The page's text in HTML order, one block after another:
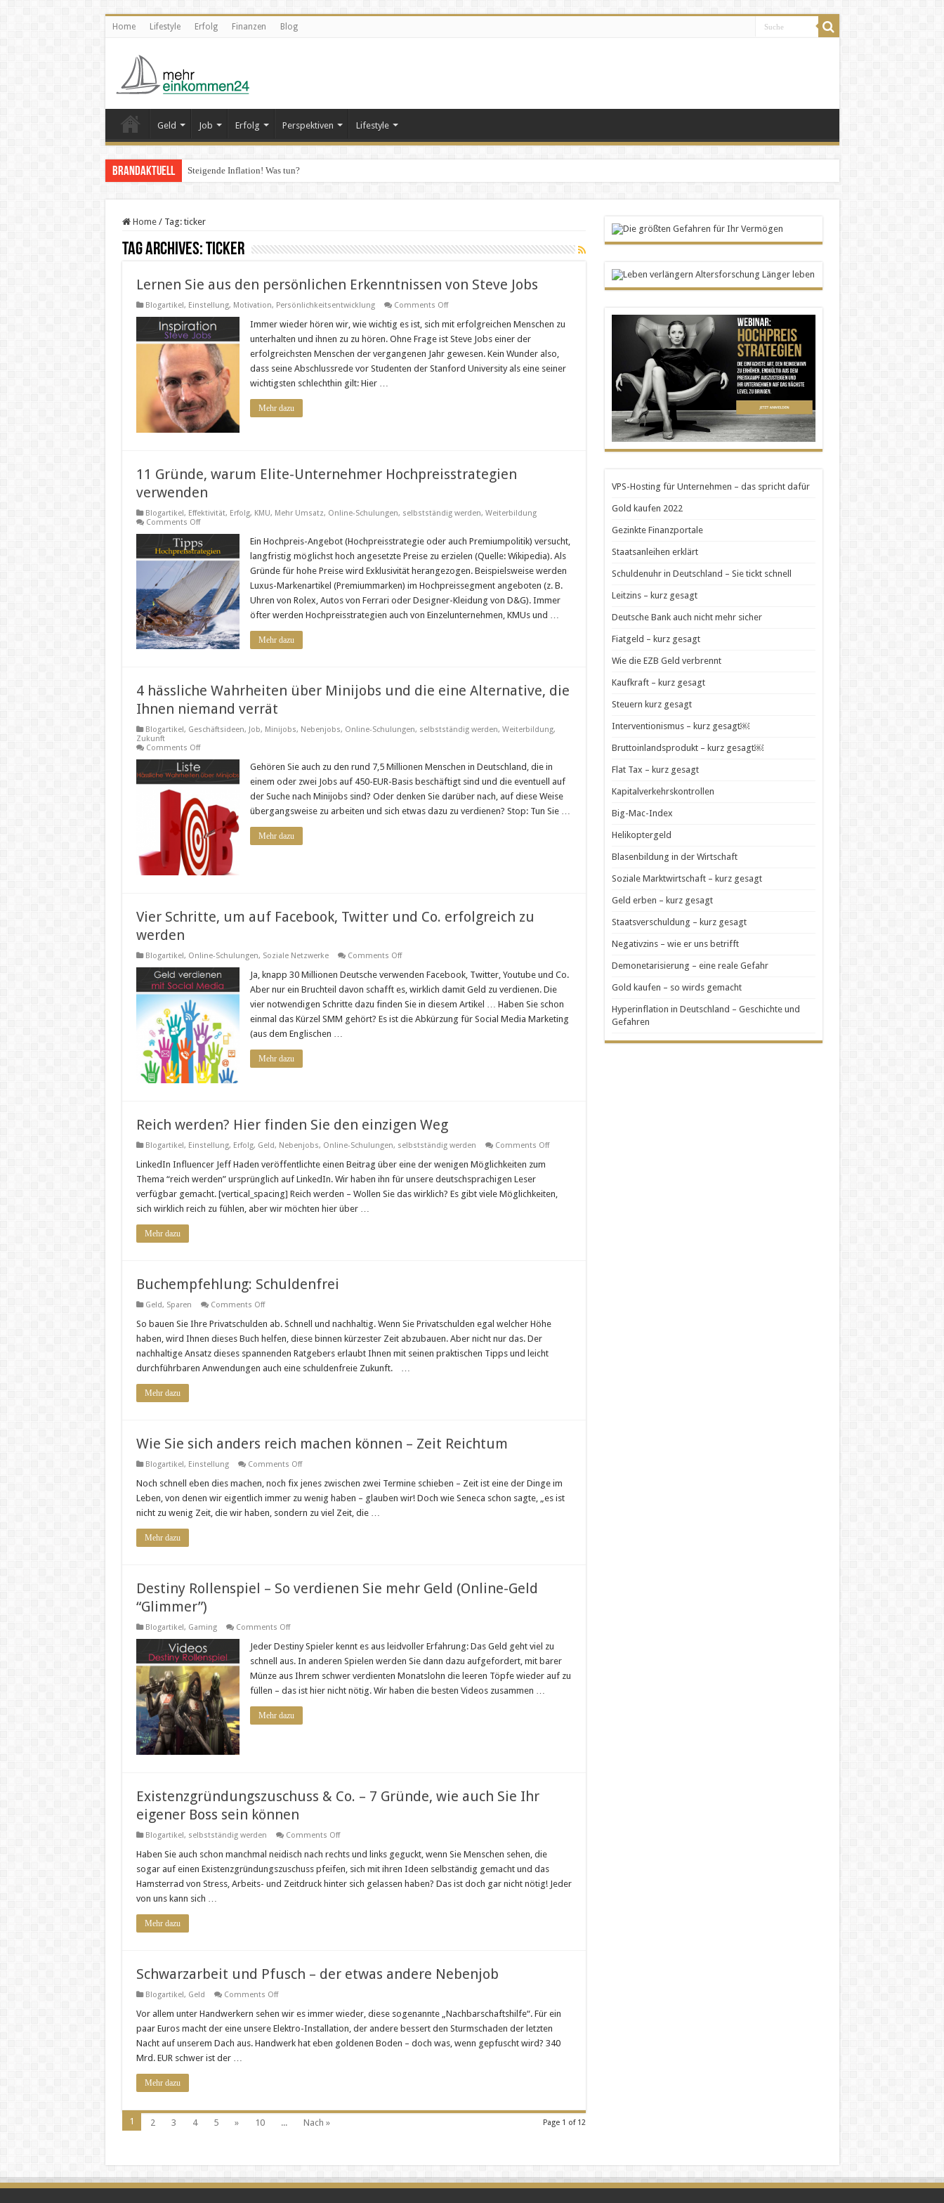
Home Lifestyle Erfolg Finanzen Blog
Geld Job Erfolg Perspektiven Lifestyle
Brandaktuell Steigende Inflation! Was tun?
Home / Tag: ticker
Tag Archives:ticker
Lernen Sie aus den persönlichen Erkenntnissen von Steve Jobs
Blogartikel, Einstellung, Motivation, Persönlichkeitsentwicklung Comments Offon
Sie
den
persönlichen
Erkenntnissen
von
Immer wieder hören wir, wie wichtig es ist, sich mit erfolgreichen Menschen zu
unterhalten und ihnen zu zu hören. Ohne Frage ist Steve Jobs einer der
erfolgreichsten Menschen der vergangenen Jahr gewesen. Kein Wunder also,
dass seine Abschlussrede vor Studenten der Stanford University als eine seiner
wichtigsten schlechthin gilt: Hier …
Mehr dazu
11 Gründe, warum Elite-Unternehmer Hochpreisstrategien
verwenden
Blogartikel, Effektivität, Erfolg, KMU, Mehr Umsatz, Online-Schulungen, selbstständig werden, Weiterbildung
Comments Offon
Gründe,
warum
Elite-
Unternehmer
Hochpreisstrategien
verwenden
Ein Hochpreis-Angebot (Hochpreisstrategie oder auch Premiumpolitik) versucht,
langfristig möglichst hoch angesetzte Preise zu erzielen (Quelle: Wikipedia). Als
Gründe für hohe Preise wird Exklusivität herangezogen. Beispielsweise werden
Luxus-Markenartikel (Premiummarken) im Hochpreissegment angeboten (z. B.
Uhren von Rolex, Autos von Ferrari oder Designer-Kleidung von D&G). Immer
öfter werden Hochpreisstrategien auch von Einzelunternehmen, KMUs und …
Mehr dazu
4 hässliche Wahrheiten über Minijobs und die eine Alternative, die
Ihnen niemand verrät
Blogartikel , Geschäftsideen, Job, Minijobs, Nebenjobs, Online-Schulungen, selbstständig werden, Weiterbildung,
Zukunft
Comments Offon
hässliche
Wahrheiten
über
und
die
eine
Alternative,
die
Ihnen
niemand
verrät
Gehören Sie auch zu den rund 7,5 Millionen Menschen in Deutschland, die in
einem oder zwei Jobs auf 450-EUR-Basis beschäftigt sind und die eventuell auf
der Suche nach Minijobs sind? Oder denken Sie darüber nach, auf diese Weise
übergangsweise zu arbeiten und sich etwas dazu zu verdienen? Stop: Tun Sie …
Mehr dazu
Vier Schritte, um auf Facebook, Twitter und Co. erfolgreich zu
werden
Blogartikel , Online-Schulungen, Soziale Netzwerke Comments Offon
Schritte,
auf
Facebook,
Twitter
und
Ja, knapp 30 Millionen Deutsche verwenden Facebook, Twitter, Youtube und Co.
Aber nur ein Bruchteil davon schafft es, wirklich damit Geld zu verdienen. Die
vier notwendigen Schritte dazu finden Sie in diesem Artikel … Haben Sie schon
einmal das Kürzel SMM gehört? Es ist die Abkürzung für Social Media Marketing
(aus dem Englischen …
Mehr dazu
Reich werden? Hier finden Sie den einzigen Weg
Blogartikel, Einstellung, Erfolg, Geld, Nebenjobs, Online-Schulungen, selbstständig werden Comments Offon
Sie
den
LinkedIn Influencer Jeff Haden veröffentlichte einen Beitrag über eine der wenigen Möglichkeiten zum
Thema “reich werden” ursprünglich auf LinkedIn. Wir haben ihn für unsere deutschsprachigen Leser
verfügbar gemacht. [vertical_spacing] Reich werden – Wollen Sie das wirklich? Es gibt viele Möglichkeiten,
sich wirklich reich zu fühlen, aber wir möchten hier über …
Mehr dazu
Buchempfehlung: Schuldenfrei
Geld, Sparen Comments Offon
Schuldenfrei
So bauen Sie Ihre Privatschulden ab. Schnell und nachhaltig. Wenn Sie Privatschulden egal welcher Höhe
haben, wird Ihnen dieses Buch helfen, diese binnen kürzester Zeit abzubauen. Aber nicht nur das. Der
nachhaltige Ansatz dieses spannenden Ratgebers erlaubt Ihnen mit seinen praktischen Tipps und leicht
durchführbaren Anwendungen auch eine schuldenfreie Zukunft. …
Mehr dazu
Wie Sie sich anders reich machen können – Zeit Reichtum
Blogartikel, Einstellung Comments Offon
Sie
sich
anders
reich
machen
Noch schnell eben dies machen, noch fix jenes zwischen zwei Termine schieben – Zeit ist eine der Dinge im
Leben, von denen wir eigentlich immer zu wenig haben – glauben wir! Doch wie Seneca schon sagte, „es ist
nicht zu wenig Zeit, die wir haben, sondern zu viel Zeit, die …
Mehr dazu
Destiny Rollenspiel – So verdienen Sie mehr Geld (Online-Geld
“Glimmer”)
Blogartikel, Gaming Comments Offon
Rollenspiel
So
verdienen
Sie
mehr
(Online-
Geld
“Glimmer”)
Jeder Destiny Spieler kennt es aus leidvoller Erfahrung: Das Geld geht viel zu
schnell aus. In anderen Spielen werden Sie dann dazu aufgefordert, mit barer
Münze aus Ihrem schwer verdienten Monatslohn die leeren Töpfe wieder auf zu
füllen – das ist hier nicht nötig. Wir haben die besten Videos zusammen …
Mehr dazu
Existenzgründungszuschuss & Co. – 7 Gründe, wie auch Sie Ihr
eigener Boss sein können
Blogartikel, selbstständig werden Comments Offon
&
–
Gründe,
Haben Sie auch schon manchmal neidisch nach rechts und links geguckt, wenn Sie Menschen sehen, die
sogar auf einen Existenzgründungszuschuss pfeifen, sich mit ihren Ideen selbständig gemacht und das
Hamsterrad von Stress, Arbeits- und Zeitdruck hinter sich gelassen haben? Das ist doch gar nicht nötig! Jeder
von uns kann sich …
Mehr dazu
Schwarzarbeit und Pfusch – der etwas andere Nebenjob
Blogartikel, Geld Comments Offon
und
–
etwas
Vor allem unter Handwerkern sehen wir es immer wieder, diese sogenannte „Nachbarschaftshilfe“. Für ein
paar Euros macht der eine unsere Elektro-Installation, der andere bessert den Sturmschaden der letzten
Nacht auf unserem Dach aus. Handwerk hat eben goldenen Boden – doch was, wenn gepfuscht wird? 340
Mrd. EUR schwer ist der …
Mehr dazu
Page 1 of 12
1 2 3 4 5 » 10 ... Nach »
VPS-Hosting für Unternehmen – das spricht dafür
Gold kaufen 2022
Gezinkte Finanzportale
Staatsanleihen erklärt
Schuldenuhr in Deutschland – Sie tickt schnell
Leitzins – kurz gesagt
Deutsche Bank auch nicht mehr sicher
Fiatgeld – kurz gesagt
Wie die EZB Geld verbrennt
Kaufkraft – kurz gesagt
Steuern kurz gesagt
Interventionismus – kurz gesagt￼
Bruttoinlandsprodukt – kurz gesagt￼
Flat Tax – kurz gesagt
Kapitalverkehrskontrollen
Big-Mac-Index
Helikoptergeld
Blasenbildung in der Wirtschaft
Soziale Marktwirtschaft – kurz gesagt
Geld erben – kurz gesagt
Staatsverschuldung – kurz gesagt
Negativzins – wie er uns betrifft
Demonetarisierung – eine reale Gefahr
Gold kaufen – so wirds gemacht
Hyperinflation in Deutschland – Geschichte und
Gefahren